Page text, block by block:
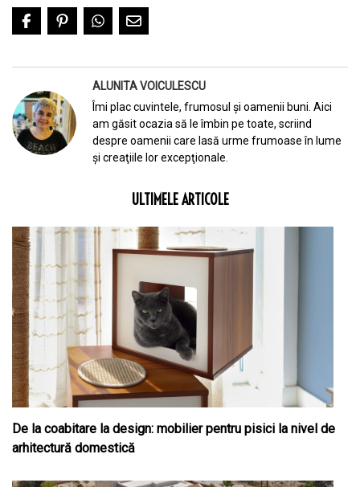
ALUNITA VOICULESCU
Îmi plac cuvintele, frumosul şi oamenii buni. Aici
am găsit ocazia să le îmbin pe toate, scriind
despre oamenii care lasă urme frumoase în lume
şi creaţiile lor excepţionale.
ULTIMELE ARTICOLE
De la coabitare la design: mobilier pentru pisici la nivel de
arhitectură domestică